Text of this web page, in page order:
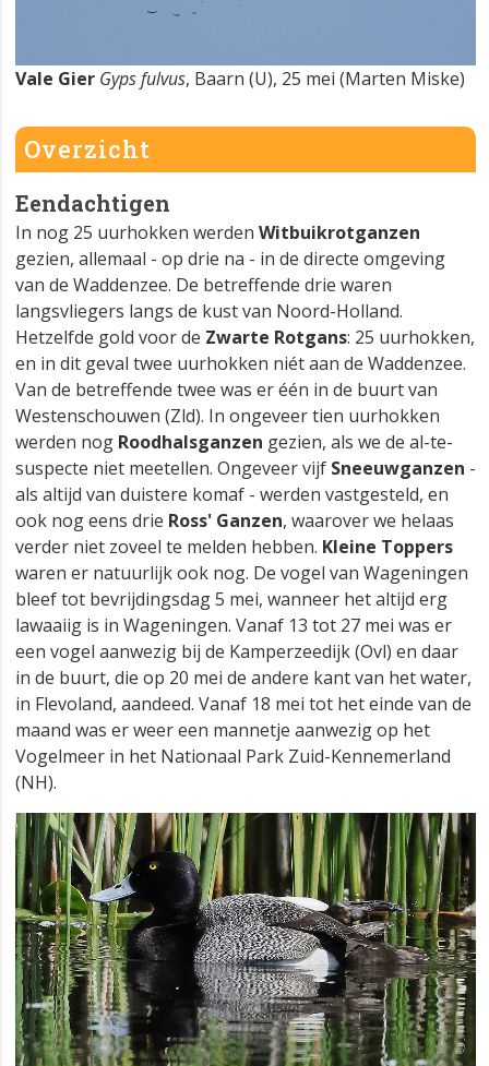
Vale Gier Gyps fulvus, Baarn (U), 25 mei (Marten Miske)
Overzicht
Eendachtigen
In nog 25 uurhokken werden Witbuikrotganzen
gezien, allemaal - op drie na - in de directe omgeving
van de Waddenzee. De betreffende drie waren
langsvliegers langs de kust van Noord-Holland.
Hetzelfde gold voor de Zwarte Rotgans: 25 uurhokken,
en in dit geval twee uurhokken niét aan de Waddenzee.
Van de betreffende twee was er één in de buurt van
Westenschouwen (Zld). In ongeveer tien uurhokken
werden nog Roodhalsganzen gezien, als we de al-te-
suspecte niet meetellen. Ongeveer vijf Sneeuwganzen -
als altijd van duistere komaf - werden vastgesteld, en
ook nog eens drie Ross' Ganzen, waarover we helaas
verder niet zoveel te melden hebben. Kleine Toppers
waren er natuurlijk ook nog. De vogel van Wageningen
bleef tot bevrijdingsdag 5 mei, wanneer het altijd erg
lawaaiig is in Wageningen. Vanaf 13 tot 27 mei was er
een vogel aanwezig bij de Kamperzeedijk (Ovl) en daar
in de buurt, die op 20 mei de andere kant van het water,
in Flevoland, aandeed. Vanaf 18 mei tot het einde van de
maand was er weer een mannetje aanwezig op het
Vogelmeer in het Nationaal Park Zuid-Kennemerland
(NH).